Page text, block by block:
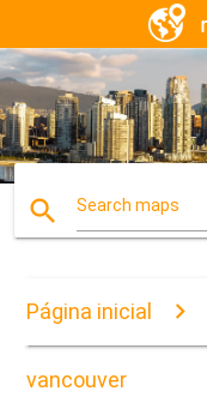
search Search maps
Página inicial
vancouver